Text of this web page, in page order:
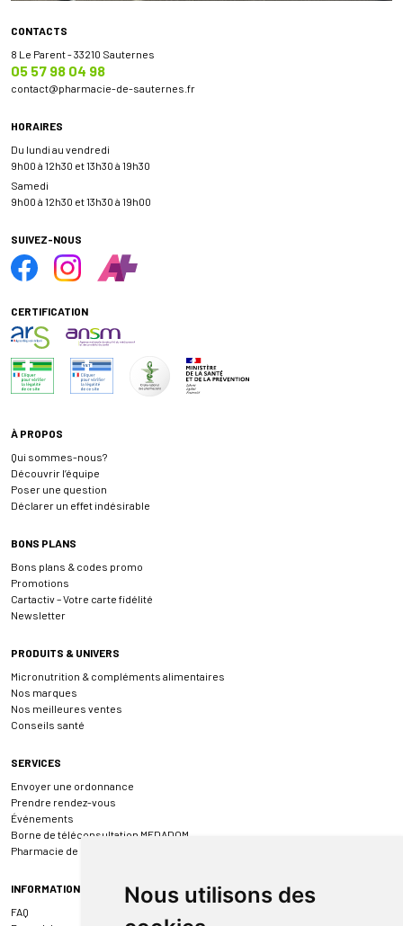
Nous utilisons des
CONTACTS
8 Le Parent - 33210 Sauternes
05 57 98 04 98
contact@pharmacie-de-sauternes.fr
HORAIRES
Du lundi au vendredi
9h00 à 12h30 et 13h30 à 19h30
Samedi
9h00 à 12h30 et 13h30 à 19h00
SUIVEZ-NOUS
CERTIFICATION
À PROPOS
Qui sommes-nous?
Découvrir l’équipe
Poser une question
Déclarer un effet indésirable
BONS PLANS
Bons plans & codes promo
Promotions
Cartactiv – Votre carte fidélité
Newsletter
PRODUITS & UNIVERS
Micronutrition & compléments alimentaires
Nos marques
Nos meilleures ventes
Conseils santé
SERVICES
Envoyer une ordonnance
Prendre rendez-vous
Événements
Borne de téléconsultation MEDADOM
Pharmacie de garde
INFORMATIONS
FAQ